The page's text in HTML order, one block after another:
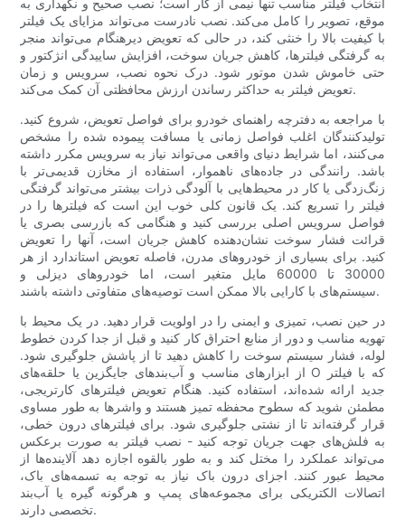
انتخاب فیلتر مناسب تنها نیمی از کار است؛ نصب صحیح و نگهداری به
موقع، تصویر را کامل می‌کند. نصب نادرست می‌تواند مزایای یک فیلتر
با کیفیت بالا را خنثی کند، در حالی که تعویض دیرهنگام می‌تواند منجر
به گرفتگی فیلترها، کاهش جریان سوخت، افزایش ساییدگی انژکتور و
حتی خاموش شدن موتور شود. درک نحوه نصب، سرویس و زمان
تعویض فیلتر به حداکثر رساندن ارزش محافظتی آن کمک می‌کند.
با مراجعه به دفترچه راهنمای خودرو برای فواصل تعویض، شروع کنید.
تولیدکنندگان اغلب فواصل زمانی یا مسافت پیموده شده را مشخص
می‌کنند، اما شرایط دنیای واقعی می‌تواند نیاز به سرویس مکرر داشته
باشد. رانندگی در جاده‌های ناهموار، استفاده از مخازن قدیمی‌تر با
زنگ‌زدگی یا کار در محیط‌هایی با آلودگی ذرات بیشتر می‌تواند گرفتگی
فیلتر را تسریع کند. یک قانون کلی خوب این است که فیلترها را در
فواصل سرویس اصلی بررسی کنید و هنگامی که بازرسی بصری یا
قرائت فشار سوخت نشان‌دهنده کاهش جریان است، آنها را تعویض
کنید. برای بسیاری از خودروهای مدرن، فاصله تعویض استاندارد از هر
30000 تا 60000 مایل متغیر است، اما خودروهای دیزلی و
سیستم‌های با کارایی بالا ممکن است توصیه‌های متفاوتی داشته باشند.
در حین نصب، تمیزی و ایمنی را در اولویت قرار دهید. در یک محیط با
تهویه مناسب و دور از منابع احتراق کار کنید و قبل از جدا کردن خطوط
لوله، فشار سیستم سوخت را کاهش دهید تا از پاشش جلوگیری شود.
از ابزارهای مناسب و آب‌بندهای جایگزین یا حلقه‌های O که با فیلتر
جدید ارائه شده‌اند، استفاده کنید. هنگام تعویض فیلترهای کارتریجی،
مطمئن شوید که سطوح محفظه تمیز هستند و واشرها به طور مساوی
قرار گرفته‌اند تا از نشتی جلوگیری شود. برای فیلترهای درون خطی،
به فلش‌های جهت جریان توجه کنید - نصب فیلتر به صورت برعکس
می‌تواند عملکرد را مختل کند و به طور بالقوه اجازه دهد آلاینده‌ها از
محیط عبور کنند. اجزای درون باک نیاز به توجه به تسمه‌های باک،
اتصالات الکتریکی برای مجموعه‌های پمپ و هرگونه گیره یا آب‌بند
تخصصی دارند.